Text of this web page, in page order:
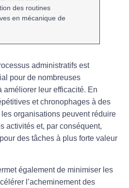
des routines
en mécanique de
administratifs est
pour de nombreuses
améliorer leur efficacité. En
etchronophages à des
organisations peuvent réduire
activités et, par conséquent,
pour des tâches à plus forte valeur
également de minimiser les
l’acheminement des